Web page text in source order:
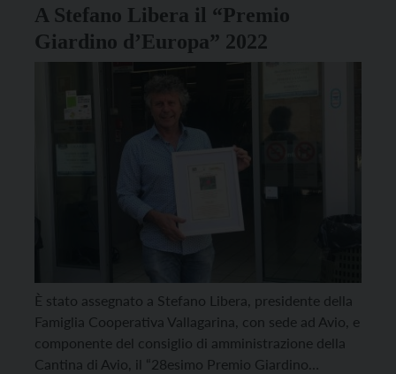
A Stefano Libera il “Premio
Giardino d’Europa” 2022
È stato assegnato a Stefano Libera, presidente della
Famiglia Cooperativa Vallagarina, con sede ad Avio, e
componente del consiglio di amministrazione della
Cantina di Avio, il “28esimo Premio Giardino